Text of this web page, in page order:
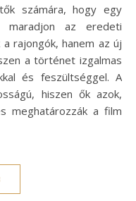
számára, hogy egy
az eredeti
rajongók, hanem az új
a történet izgalmas
és feszültséggel. A
hiszen ők azok,
meghatározzák a film